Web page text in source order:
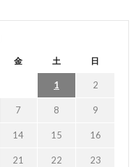
金 土 日
1 2
7 8 9
14 15 16
21 22 23